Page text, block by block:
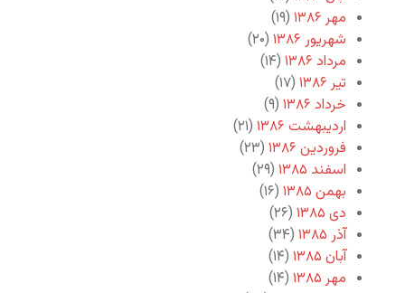
مهر ۱۳۸۶
(۱۹)
شهریور ۱۳۸۶
(۲۰)
مرداد ۱۳۸۶
(۱۴)
تیر ۱۳۸۶
(۱۷)
خرداد ۱۳۸۶
(۹)
اردیبهشت ۱۳۸۶
(۲۱)
فروردین ۱۳۸۶
(۲۳)
اسفند ۱۳۸۵
(۲۹)
بهمن ۱۳۸۵
(۱۶)
دی ۱۳۸۵
(۲۶)
آذر ۱۳۸۵
(۳۴)
آبان ۱۳۸۵
(۱۴)
مهر ۱۳۸۵
(۱۴)